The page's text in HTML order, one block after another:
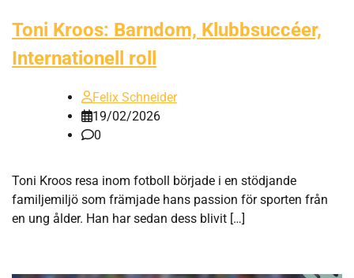
Toni Kroos: Barndom, Klubbsuccéer,
Internationell roll
Felix Schneider
19/02/2026
0
Toni Kroos resa inom fotboll började i en stödjande
familjemiljö som främjade hans passion för sporten från
en ung ålder. Han har sedan dess blivit […]